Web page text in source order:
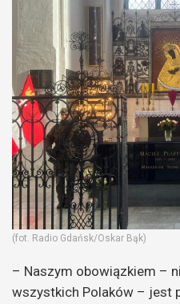
(fot. Radio Gdańsk/Oskar Bąk)
– Naszym obowiązkiem –
wszystkich Polaków – jest